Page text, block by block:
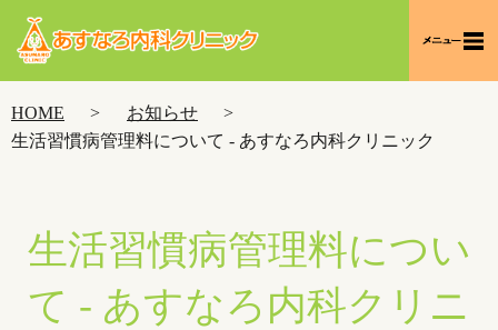
HOME
お知らせ
生活習慣病管理料について - あすなろ内科クリニック
生活習慣病管理料につい
て - あすなろ内科クリニ